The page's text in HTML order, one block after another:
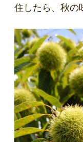
住したら、秋の